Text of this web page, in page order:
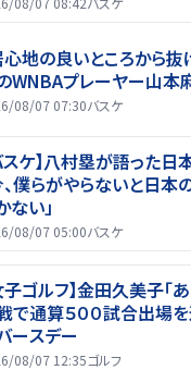
心地の良いところから
WNBAプレーヤー山本
08/07 07:30バスケ
スケ】八村塁が語った
、僕らがやらないと日本
ない」
08/07 05:00バスケ
子ゴルフ】金田久美子「
で通算５００試合出場
ースデー
08/07 12:35ゴルフ